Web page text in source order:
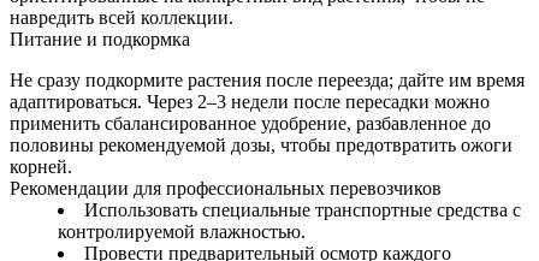
навредить всей коллекции.
Питание и подкормка
Не сразу подкормите растения после переезда; дайте им время
адаптироваться. Через 2–3 недели после пересадки можно
применить сбалансированное удобрение, разбавленное до
половины рекомендуемой дозы, чтобы предотвратить ожоги
корней.
Рекомендации для профессиональных перевозчиков
Использовать специальные транспортные средства с
контролируемой влажностью.
Провести предварительный осмотр каждого